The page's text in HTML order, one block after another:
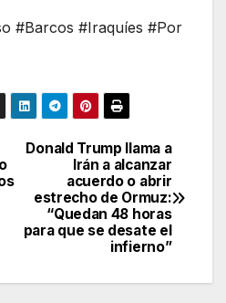
#Barcos #Iraquíes #Por
Donald Trump llama a
Irán a alcanzar
acuerdo o abrir
estrecho de Ormuz:
“Quedan 48 horas
para que se desate el
infierno”